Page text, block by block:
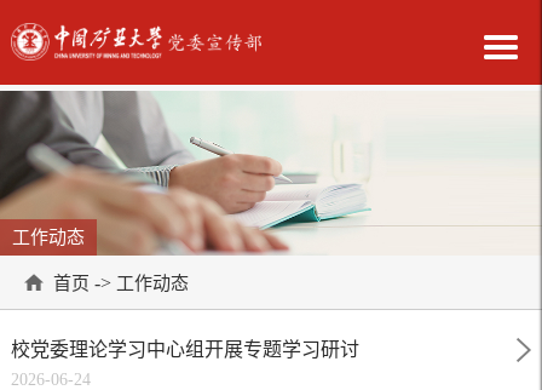
工作动态
首页 -> 工作动态
校党委理论学习中心组开展专题学习研讨
2026-06-24